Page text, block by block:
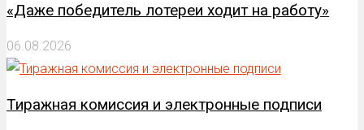
«Даже победитель лотереи ходит на работу»
06.08.2026
Тиражная комиссия и электронные подписи